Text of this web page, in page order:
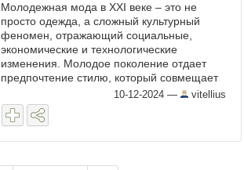
Молодежная мода в XXI веке – это не
просто одежда, а сложный культурный
феномен, отражающий социальные,
экономические и технологические
изменения. Молодое поколение отдает
предпочтение стилю, который совмещает
удобство, функциональность и
индивидуальность. Рассмотрим ключевые
...
10-12-2024 — vitellius